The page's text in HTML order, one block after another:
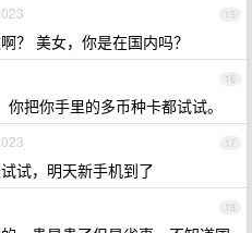
15
？ 美女，你是在国内吗？
16
你把你手里的多币种卡都试试。
17
试，明天新手机到了
18